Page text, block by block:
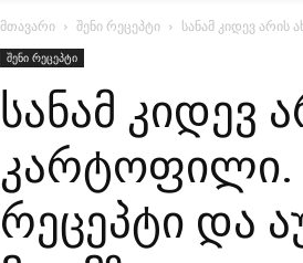
მთავარი შენი რეცეპტი სანამ კიდევ
შენი რეცეპტი
სანამ კიდევ
კარტოფილი.
რეცეპტი და